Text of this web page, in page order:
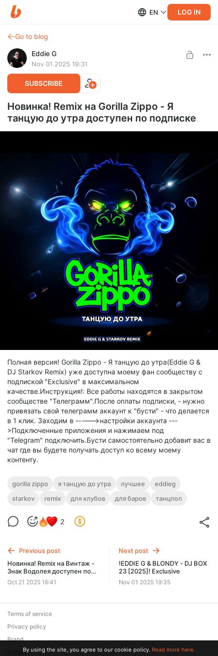
EN LOG IN
Go to blog
Eddie G
Nov 01 2025 19:31
SUBSCRIBE
Новинка! Remix на Gorilla Zippo - Я
танцую до утра доступен по подписке
Полная версия! Gorilla Zippo - Я танцую до утра(Eddie G &
DJ Starkov Remix) уже доступна моему фан сообществу с
подпиской "Exclusive" в максимальном
качестве.Инструкция!: Все работы находятся в закрытом
сообществе "Телеграмм".После оплаты подписки, - нужно
привязать свой телеграмм аккаунт к "бусти" - что делается
в 1 клик. Заходим в ----->настройки аккаунта ---
>Подключенные приложения и нажимаем под
"Telegram" подключить.Бусти самостоятельно добавит вас в
чат где вы будете получать доступ ко всему моему
контенту.
gorilla zippo я танцую до утра лучшее
eddieg
starkov
remix для клубов для баров танцпол
2
Previous post
Новинка! Remix на Винтаж -
Знак Водолея доступен по
подписке
Oct 21 2025 16:41
Next post
!EDDIE G & BLONDY - DJ BOX
23 [2025]! Exclusive
Nov 01 2025 19:35
Terms of service
Privacy policy
Brand
SupportBy using the site, you agree to our cookie policy. Read more here.